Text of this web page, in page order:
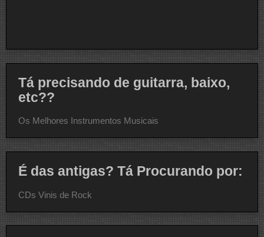
Tá precisando de guitarra, baixo,
etc??
Os Melhores Instrumentos Musicais
É das antigas? Tá Procurando por:
CDs Vinis de Rock